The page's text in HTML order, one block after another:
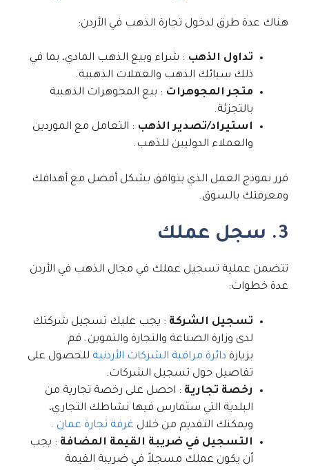
هناك عدة طرق لدخول تجارة الذهب في الأردن:
تداول الذهب : شراء وبيع الذهب المادي، بما في
ذلك سبائك الذهب والعملات الذهبية.
متجر المجوهرات : بيع المجوهرات الذهبية
بالتجزئة.
استيراد/تصدير الذهب : التعامل مع الموردين
والعملاء الدوليين للذهب.
قرر نموذج العمل الذي يتوافق بشكل أفضل مع أهدافك
ومعرفتك بالسوق.
3. سجل عملك
تتضمن عملية تسجيل عملك في مجال الذهب في الأردن
عدة خطوات:
تسجيل الشركة : يجب عليك تسجيل شركتك
لدى وزارة الصناعة والتجارة والتموين. قم
بزيارة دائرة مراقبة الشركات الأردنية للحصول على
تفاصيل حول تسجيل الشركات.
رخصة تجارية : احصل على رخصة تجارية من
البلدية التي ستمارس فيها نشاطك التجاري،
ويمكنك التقديم من خلال غرفة تجارة عمان .
التسجيل في ضريبة القيمة المضافة : يجب
أن يكون عملك مسجلاً في ضريبة القيمة